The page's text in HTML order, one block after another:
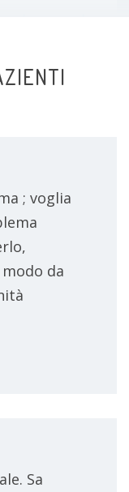
; voglia
da
Sa